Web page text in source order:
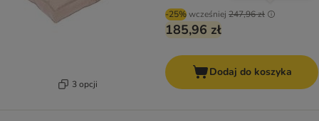
3 opcji
-25%wcześniej 247,96 zł
185,96 zł
Dodaj do koszyka